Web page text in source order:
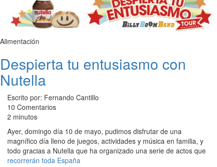
Alimentación
Despierta tu entusiasmo con
Nutella
Escrito por: Fernando Cantillo
10 Comentarios
2 minutos
Ayer, domingo día 10 de mayo, pudimos disfrutar de una
magnífico día lleno de juegos, actividades y música en familia, y
todo gracias a Nutella que ha organizado una serie de actos que
recorrerán toda España